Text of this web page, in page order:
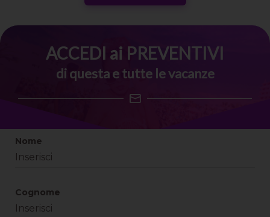
ACCEDI ai PREVENTIVI
di questa e tutte le vacanze
Nome
Cognome